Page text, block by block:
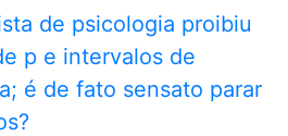
de psicologia proibiu
p e intervalos de
é de fato sensato parar